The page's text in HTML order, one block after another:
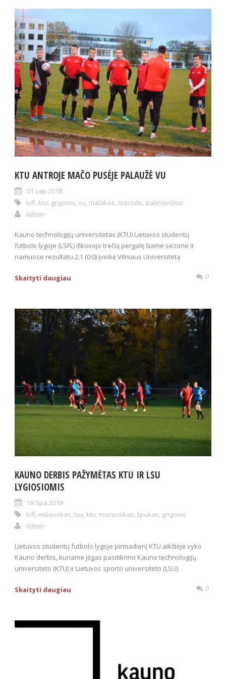
KTU ANTROJE MAČO PUSĖJE PALAUŽĖ VU
01 Lap 2018
lsfl, ktu, grigonis, vu, malakas, maciulis, kalimavičius
Admin
Kauno technologijų universitetas (KTU) Lietuvos studentų
futbolo lygoje (LSFL) iškovojo trečią pergalę šiame sezone ir
namuose rezultatu 2:1 (0:0) įveikė Vilniaus Universitetą
Skaityti daugiau 0
KAUNO DERBIS PAŽYMĖTAS KTU IR LSU
LYGIOSIOMIS
16 Spa 2018
lsfl, miliauskas, lsu, ktu, murauskas, špukas, grigonis
Admin
Lietuvos studentų futbolo lygoje pirmadienį KTU aikštėje vyko
Kauno derbis, kuriame jėgas pasitikrino Kauno technologijų
universiteto (KTU) ir Lietuvos sporto universiteto (LSU)
Skaityti daugiau 0